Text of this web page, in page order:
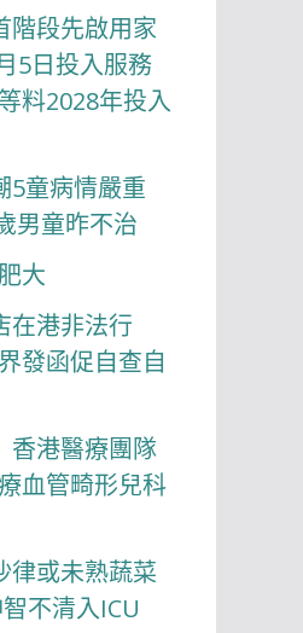
階段先啟用家
5日投入服務
料2028年投入
5童病情嚴重
男童昨不治
大
在港非法行
發函促自查自
香港醫療團隊
血管畸形兒科
律或未熟蔬菜
不清入ICU